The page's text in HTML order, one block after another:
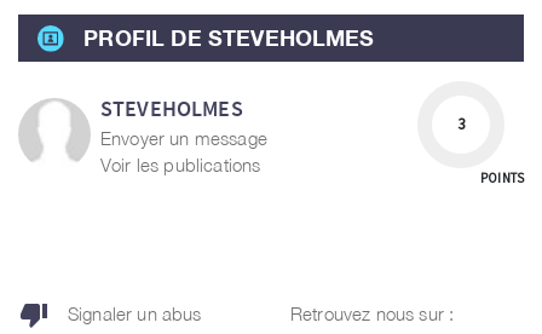
PROFIL DE STEVEHOLMES
STEVEHOLMES
Envoyer un message
Voir les publications
3
POINTS
thumb_down Signaler un abus Retrouvez nous sur :